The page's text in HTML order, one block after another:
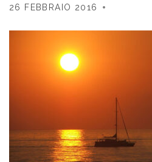
26 FEBBRAIO 2016